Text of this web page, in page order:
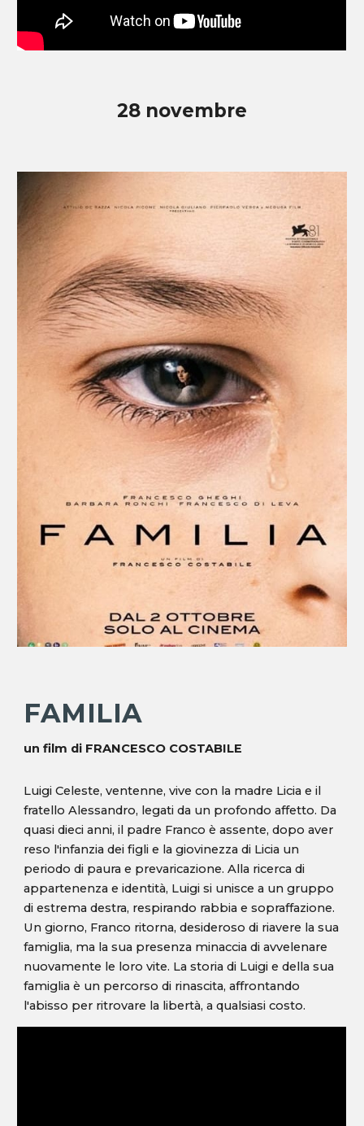
28 novembre
FAMILIA
un film di FRANCESCO COSTABILE
Luigi Celeste, ventenne, vive con la madre Licia e il
fratello Alessandro, legati da un profondo affetto. Da
quasi dieci anni, il padre Franco è assente, dopo aver
reso l'infanzia dei figli e la giovinezza di Licia un
periodo di paura e prevaricazione. Alla ricerca di
appartenenza e identità, Luigi si unisce a un gruppo
di estrema destra, respirando rabbia e sopraffazione.
Un giorno, Franco ritorna, desideroso di riavere la sua
famiglia, ma la sua presenza minaccia di avvelenare
nuovamente le loro vite. La storia di Luigi e della sua
famiglia è un percorso di rinascita, affrontando
l'abisso per ritrovare la libertà, a qualsiasi costo.